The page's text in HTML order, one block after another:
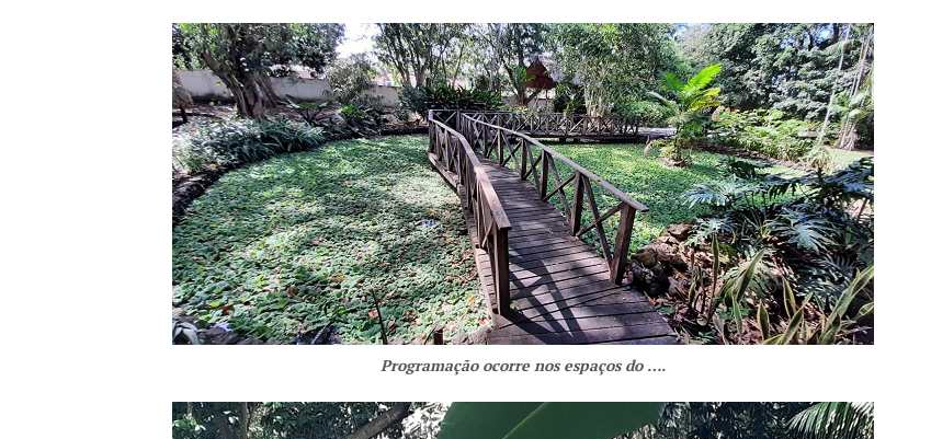
Programação ocorre nos espaços do ….